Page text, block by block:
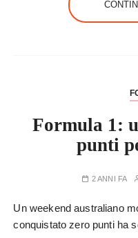
Formula 1:
punti
2 ANNI FA
Un weekend australiano
conquistato zero punti ha